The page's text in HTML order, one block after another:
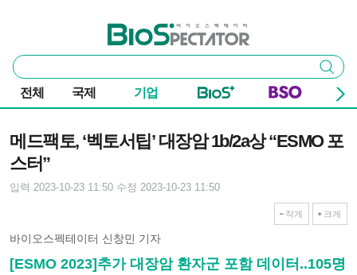
바이오스펙테이터
통
합
검
색
검색
전체 국제 기업
메드팩토, ‘벡토서팁’ 대장암 1b/2a상 “ESMO 포
스터”
입력 2023-10-23 11:50 수정 2023-10-23 11:50
작게 크게
바이오스펙테이터 신창민 기자
[ESMO 2023]추가 대장암 환자군 포함 데이터..105명